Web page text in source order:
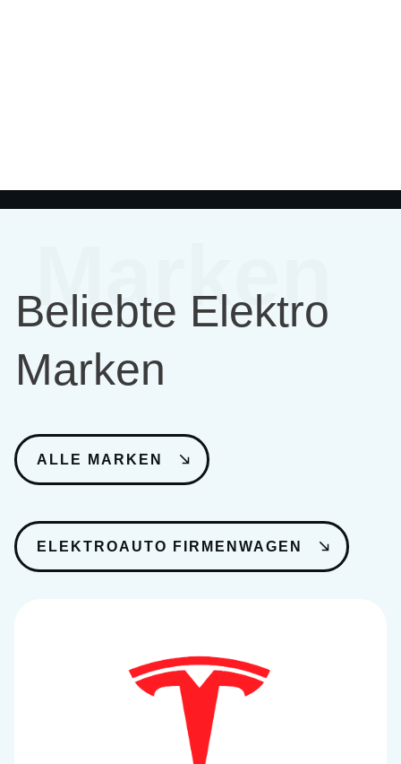
Marken
Beliebte Elektro
Marken
ALLE MARKEN
ELEKTROAUTO FIRMENWAGEN